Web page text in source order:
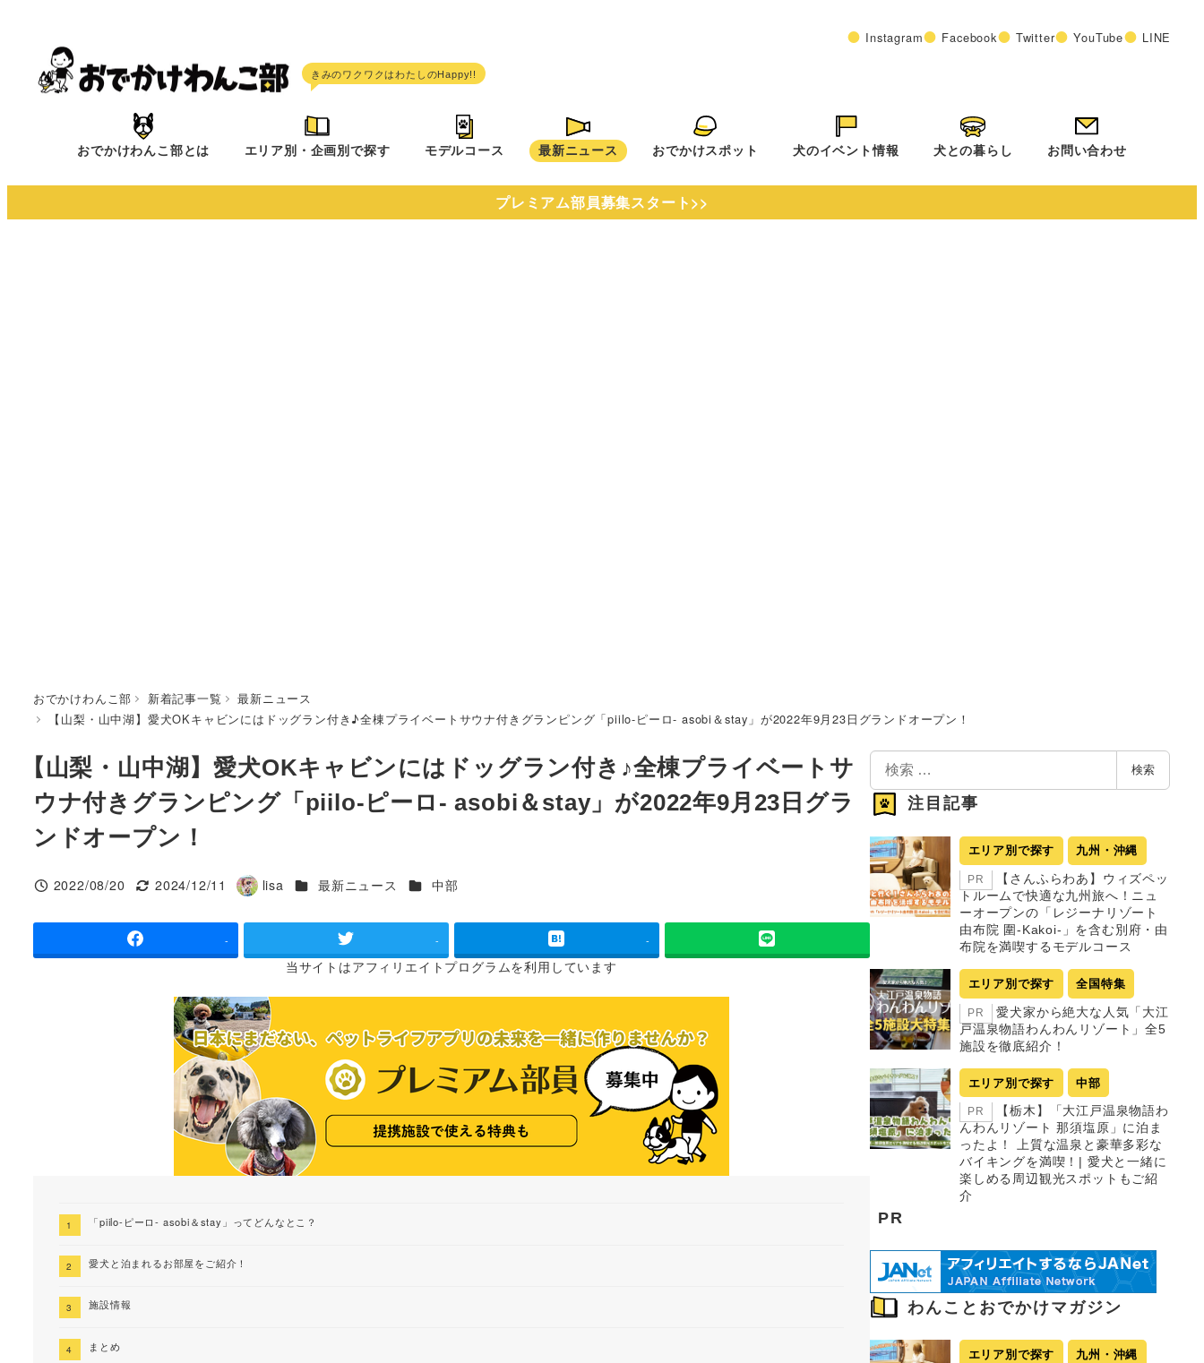
へ
Instagram Facebook Twitter YouTube LINE
おでかけわんこ部とは エリア別・企画別で探す モデルコース 最新ニュース おでかけスポット 犬のイベント情報 犬との暮らし お問い合わせ
プレミアム部員募集スタート>>
おでかけわんこ部 新着記事一覧
最新ニュース
【山梨・山中湖】愛犬OKキャビンにはドッグラン付き♪全棟プライベートサウナ付きグランピング「piilo-ピーロ- asobi＆stay」が2022年9月23日グランドオープン！
【山梨・山中湖】愛犬OKキャビンにはドッグラン付き♪全棟プライベートサ
ウナ付きグランピング「piilo-ピーロ- asobi＆stay」が2022年9月23日グラ
ンドオープン！
投稿日
2022/08/20
更新日
2024/12/11
著
lisa カテゴリー
最新ニュース カテゴリー
中部
- - -
当サイトはアフィリエイトプログラムを利用しています
「piilo-ピーロ- asobi＆stay」ってどんなとこ？
愛犬と泊まれるお部屋をご紹介！
施設情報
まとめ
検
索
検索
注目記事
エリア別で探す 九州・沖縄
PR
【さんふらわあ】ウィズペッ
トルームで快適な九州旅へ！ニュ
ーオープンの「レジーナリゾート
由布院 圍-Kakoi-」を含む別府・由
布院を満喫するモデルコース
エリア別で探す 全国特集
PR
愛犬家から絶大な人気「大江
戸温泉物語わんわんリゾート」全5
施設を徹底紹介！
エリア別で探す 中部
PR
【栃木】「大江戸温泉物語わ
んわんリゾート 那須塩原」に泊ま
ったよ！ 上質な温泉と豪華多彩な
バイキングを満喫！| 愛犬と一緒に
楽しめる周辺観光スポットもご紹
介
PR
わんことおでかけマガジン
エリア別で探す 九州・沖縄